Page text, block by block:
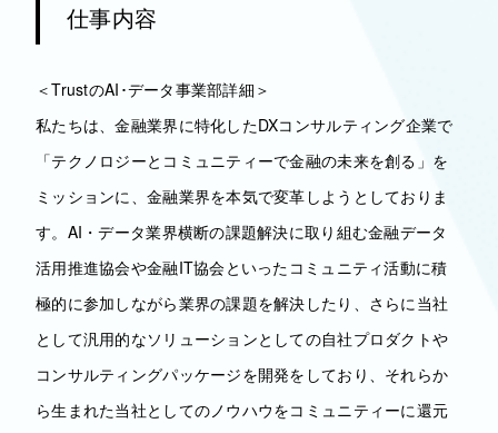
仕事内容
＜TrustのAI･データ事業部詳細＞
私たちは、金融業界に特化したDXコンサルティング企業で
「テクノロジーとコミュニティーで金融の未来を創る」を
ミッションに、金融業界を本気で変革しようとしておりま
す。AI・データ業界横断の課題解決に取り組む金融データ
活用推進協会や金融IT協会といったコミュニティ活動に積
極的に参加しながら業界の課題を解決したり、さらに当社
として汎用的なソリューションとしての自社プロダクトや
コンサルティングパッケージを開発をしており、それらか
ら生まれた当社としてのノウハウをコミュニティーに還元